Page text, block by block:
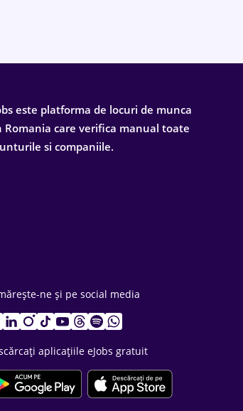
este platforma de locuri de munca
Romania care verifica manual toate
si companiile.
ne și pe social media
aplicațiile eJobs gratuit